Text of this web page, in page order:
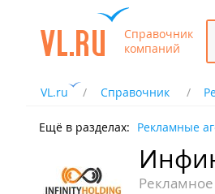
Справочник
компаний
VL.ru Справочник
Ещё в разделах: Рекламные
Рекламное